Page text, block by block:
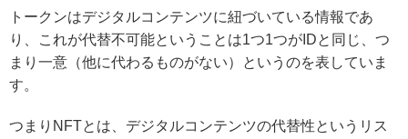
トークンはデジタルコンテンツに紐づいている情報であ
り、これが代替不可能ということは1つ1つがIDと同じ、つ
まり一意（他に代わるものがない）というのを表していま
す。
つまり NFTとは、デジタルコンテンツの代替性というリス